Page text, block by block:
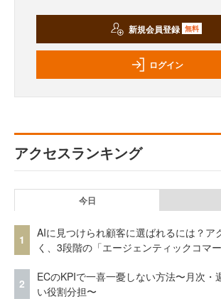
新規会員登録 無料
ログイン
アクセスランキング
今日
1
AIに見つけられ顧客に選ばれるには？ア
く、3段階の「エージェンティックコマ
2
ECのKPIで一喜一憂しない方法〜月次・
い役割分担〜